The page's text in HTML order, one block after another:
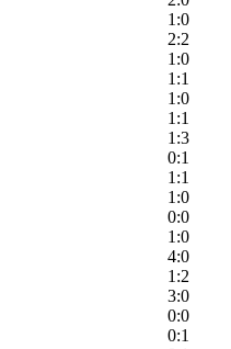
1:0
2:2
1:0
1:1
1:0
1:1
1:3
0:1
1:1
1:0
0:0
1:0
4:0
1:2
3:0
0:0
0:1